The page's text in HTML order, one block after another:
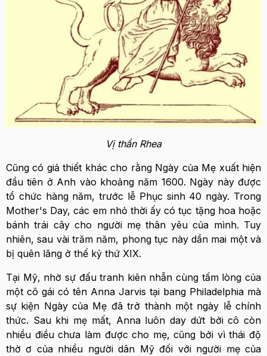
Vị thần Rhea
Cũng có giả thiết khác cho rằng Ngày của Mẹ xuất hiện
đầu tiên ở Anh vào khoảng năm 1600. Ngày này được
tổ chức hàng năm, trước lễ Phục sinh 40 ngày. Trong
Mother's Day, các em nhỏ thời ấy có tục tặng hoa hoặc
bánh trái cây cho người mẹ thân yêu của mình. Tuy
nhiên, sau vài trăm năm, phong tục này dần mai một và
bị quên lãng ở thế kỷ thứ XIX.
Tại Mỹ, nhờ sự đấu tranh kiên nhẫn cùng tấm lòng của
một cô gái có tên Anna Jarvis tại bang Philadelphia mà
sự kiện Ngày của Mẹ đã trở thành một ngày lễ chính
thức. Sau khi mẹ mất, Anna luôn day dứt bởi cô còn
nhiều điều chưa làm được cho mẹ, cũng bởi vì thái độ
thờ ơ của nhiều người dân Mỹ đối với người mẹ của